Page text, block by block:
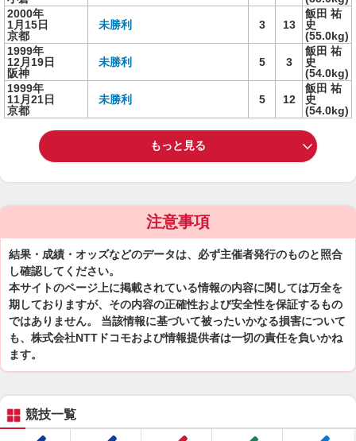
2000年
1月15日
京都
未勝利 3 13
飯田 祐
史
(55.0kg)
1999年
12月19日
阪神
未勝利 5 3
飯田 祐
史
(54.0kg)
1999年
11月21日
京都
未勝利 5 12
飯田 祐
史
(54.0kg)
もっと見る
注意事項
結果・成績・オッズなどのデータは、必ず主催者発行のものと照合
し確認してください。
本サイトのページ上に掲載されている情報の内容に関しては万全を
期しておりますが、その内容の正確性および安全性を保証するもの
ではありません。 当該情報に基づいて被ったいかなる損害について
も、株式会社NTTドコモおよび情報提供者は一切の責任を負いかね
ます。
競技一覧